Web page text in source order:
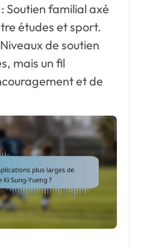
Soutien familial axé
études et sport.
de soutien
mais un fil
et de